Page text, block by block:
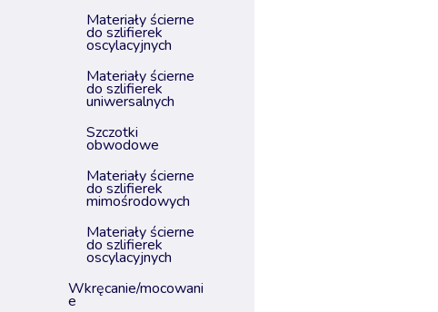
materiały ścierne
do szlifierek
oscylacyjnych
materiały ścierne
do szlifierek
uniwersalnych
szczotki
obwodowe
materiały ścierne
do szlifierek
mimośrodowych
materiały ścierne
do szlifierek
oscylacyjnych
wkręcanie/mocowani
e